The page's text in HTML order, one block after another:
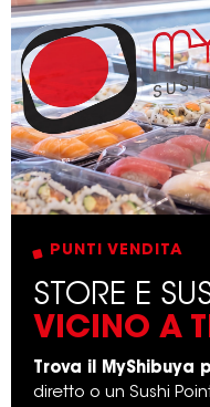
PUNTI VENDITA
STORE E
VICINO A
Trova il MyShibuya
diretto o un Sushi